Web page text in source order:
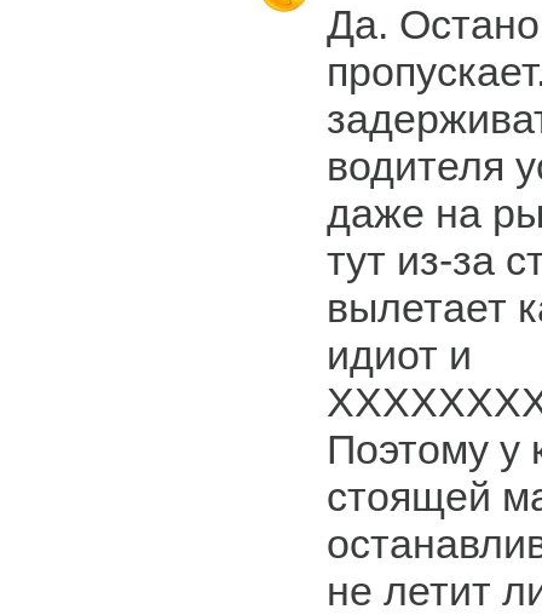
Да.
водителя
даже на
тут из-за
вылетает
идиот и
Поэтому у
стоящей
не летит